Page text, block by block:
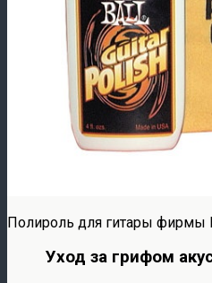
Полироль для гитары фирмы
Уход за грифом